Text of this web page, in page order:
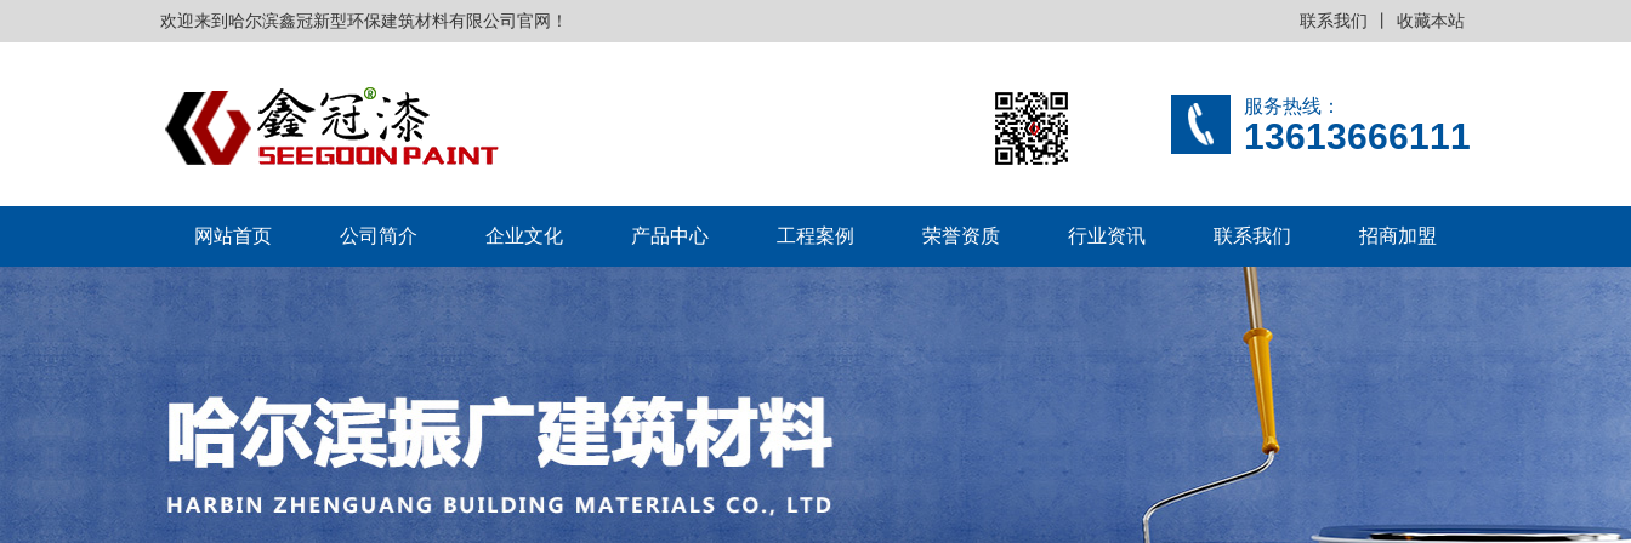
联系我们 收藏本站
欢迎来到哈尔滨鑫冠新型环保建筑材料有限公司官网！
服务热线：
13613666111
网站首页 公司简介 企业文化 产品中心 工程案例 荣誉资质 行业资讯 联系我们 招商加盟